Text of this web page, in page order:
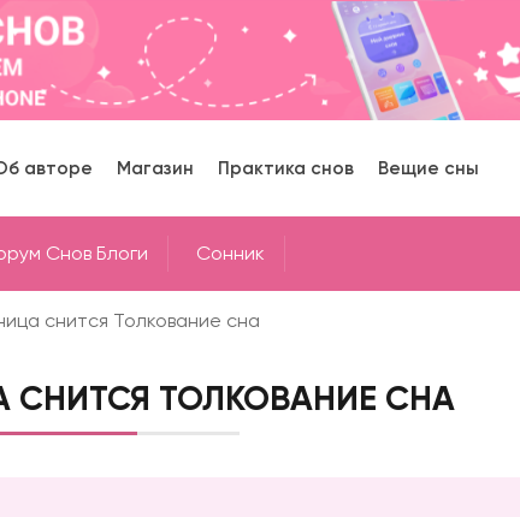
авторе Магазин Практика снов Вещие сны
Снов Блоги Cонник
снится Толкование сна
ТОЛКОВАНИЕ СНА